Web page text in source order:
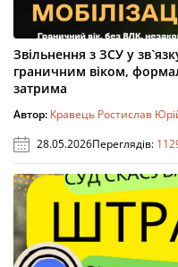
Звільнення з ЗСУ у
граничним віком,
затрима
Автор: Кравець Ростислав
28.05.2026Переглядів: